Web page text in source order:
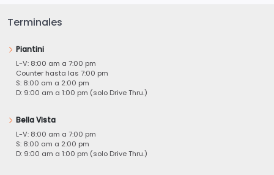
Terminales
Piantini
L-V: 8:00 am a 7:00 pm
Counter hasta las 7:00 pm
S: 8:00 am a 2:00 pm
D: 9:00 am a 1:00 pm (solo Drive Thru.)
Bella Vista
L-V: 8:00 am a 7:00 pm
S: 8:00 am a 2:00 pm
D: 9:00 am a 1:00 pm (solo Drive Thru.)